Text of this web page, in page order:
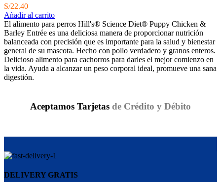
S/22.40
Añadir al carrito
El alimento para perros Hill's® Science Diet® Puppy Chicken &
Barley Entrée es una deliciosa manera de proporcionar nutrición
balanceada con precisión que es importante para la salud y bienestar
general de su mascota. Hecho con pollo verdadero y granos enteros.
Delicioso alimento para cachorros para darles el mejor comienzo en
la vida. Ayuda a alcanzar un peso corporal ideal, promueve una sana
digestión.
Aceptamos Tarjetas de Crédito y Débito
DELIVERY GRATIS